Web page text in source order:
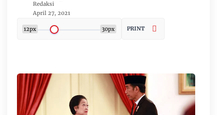
Redaksi
April 27, 2021
12px 30px PRINT